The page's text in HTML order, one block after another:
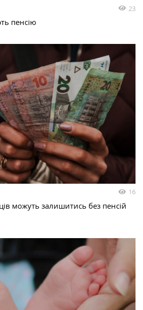
23
пенсію
16
можуть залишитись без пенсій